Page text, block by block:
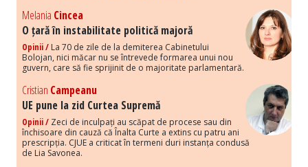
Melania Cincea
O țară în instabilitate politică majoră
Opinii / La 70 de zile de la demiterea Cabinetului
Bolojan, nici măcar nu se întrevede formarea unui nou
guvern, care să fie sprijinit de o majoritate parlamentară.
Cristian Campeanu
UE pune la zid Curtea Supremă
Opinii / Zeci de inculpați au scăpat de procese sau din
închisoare din cauză că Înalta Curte a extins cu patru ani
prescripția. CJUE a criticat în termeni duri instanța condusă
de Lia Savonea.